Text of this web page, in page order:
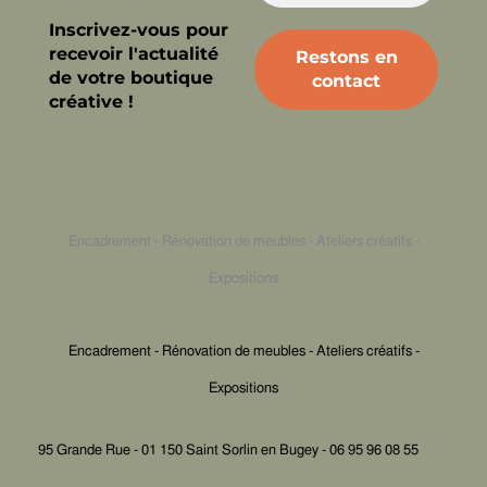
Inscrivez-vous pour
recevoir l'actualité
de votre boutique
créative !
Encadrement - Rénovation de meubles - Ateliers créatifs -
Expositions
Encadrement - Rénovation de meubles - Ateliers créatifs -
Expositions
95 Grande Rue - 01 150 Saint Sorlin en Bugey - 06 95 96 08 55